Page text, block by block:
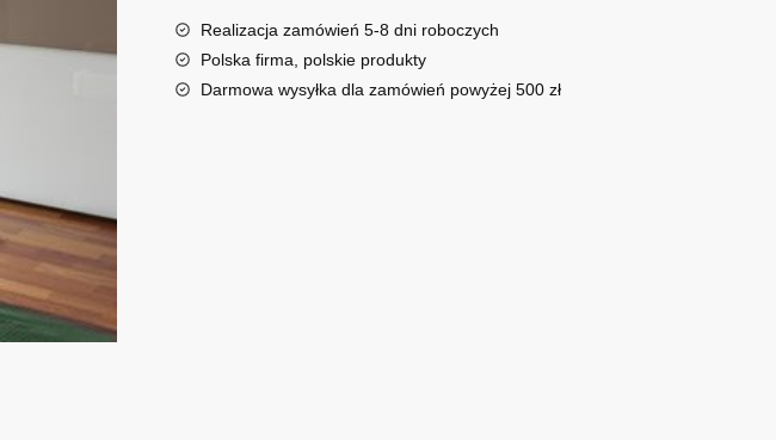
Realizacja zamówień 5-8 dni roboczych
Polska firma, polskie produkty
Darmowa wysyłka dla zamówień powyżej 500 zł